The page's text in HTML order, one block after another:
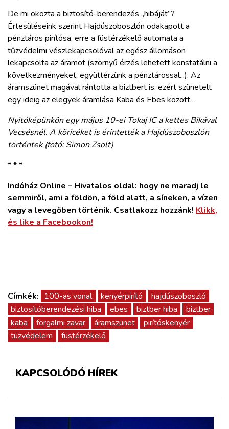
De mi okozta a biztosító-berendezés „hibáját”?
Értesüléseink szerint Hajdúszoboszlón odakapott a
pénztáros pirítósa, erre a füstérzékelő automata a
tűzvédelmi vészlekapcsolóval az egész állomáson
lekapcsolta az áramot (szörnyű érzés lehetett konstatálni a
következményeket, együttérzünk a pénztárossal...). Az
áramszünet magával rántotta a biztbert is, ezért szünetelt
egy ideig az elegyek áramlása Kaba és Ebes között…
Nyitóképünkön egy május 10-ei Tokaj IC a kettes Bikával
Vecsésnél. A köricéket is érintették a Hajdúszoboszlón
történtek (fotó: Simon Zsolt)
* * *
Indóház Online – Hivatalos oldal: hogy ne maradj le
semmiről, ami a földön, a föld alatt, a síneken, a vízen
vagy a levegőben történik. Csatlakozz hozzánk! Klikk,
és like a Facebookon!
Címkék: 100-as vonal kenyérpirító
hajdúszoboszló
biztosítóberendezési hiba
ebes biztber hiba
biztber
kaba
forgalmi zavar áramszünet
pirítóskenyér
tüzvédelem
füstérzékelő
KAPCSOLÓDÓ HÍREK